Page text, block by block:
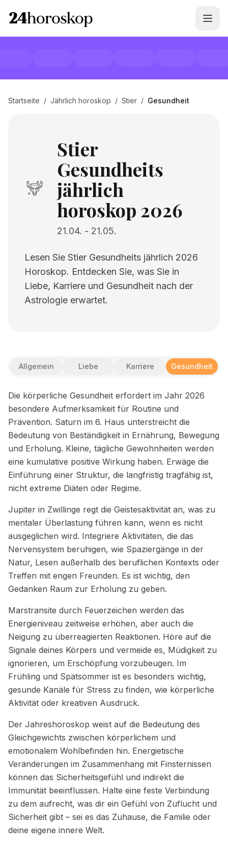
Startseite / Jährlich horoskop / Stier / Gesundheit
Stier
Gesundheits
jährlich
horoskop 2026
21.04. - 21.05.
Lesen Sie Stier Gesundheits jährlich 2026
Horoskop. Entdecken Sie, was Sie in
Liebe, Karriere und Gesundheit nach der
Astrologie erwartet.
Allgemein Liebe Karriere Gesundheit
Die körperliche Gesundheit erfordert im Jahr 2026
besondere Aufmerksamkeit für Routine und
Prävention. Saturn im 6. Haus unterstreicht die
Bedeutung von Beständigkeit in Ernährung, Bewegung
und Erholung. Kleine, tägliche Gewohnheiten werden
eine kumulative positive Wirkung haben. Erwäge die
Einführung einer Struktur, die langfristig tragfähig ist,
nicht extreme Diäten oder Regime.
Jupiter in Zwillinge regt die Geistesaktivität an, was zu
mentaler Überlastung führen kann, wenn es nicht
ausgeglichen wird. Integriere Aktivitäten, die das
Nervensystem beruhigen, wie Spaziergänge in der
Natur, Lesen außerhalb des beruflichen Kontexts oder
Treffen mit engen Freunden. Es ist wichtig, den
Gedanken Raum zur Erholung zu geben.
Marstransite durch Feuerzeichen werden das
Energieniveau zeitweise erhöhen, aber auch die
Neigung zu überreagierten Reaktionen. Höre auf die
Signale deines Körpers und vermeide es, Müdigkeit zu
ignorieren, um Erschöpfung vorzubeugen. Im
Frühling und Spätsommer ist es besonders wichtig,
gesunde Kanäle für Stress zu finden, wie körperliche
Aktivität oder kreativen Ausdruck.
Der Jahreshoroskop weist auf die Bedeutung des
Gleichgewichts zwischen körperlichem und
emotionalem Wohlbefinden hin. Energietische
Veränderungen im Zusammenhang mit Finsternissen
können das Sicherheitsgefühl und indirekt die
Immunität beeinflussen. Halte eine feste Verbindung
zu dem aufrecht, was dir ein Gefühl von Zuflucht und
Sicherheit gibt – sei es das Zuhause, die Familie oder
deine eigene innere Welt.